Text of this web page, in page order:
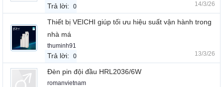
Trả lời: 0 14/3/26
Thiết bị VEICHI giúp tối ưu hiệu suất vận hành trong
nhà má
thuminh91
Trả lời: 0 13/3/26
Đèn pin đội đầu HRL2036/6W
romanvietnam